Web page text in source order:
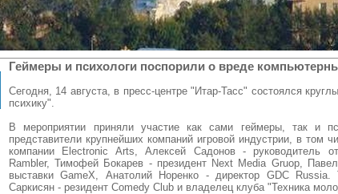
Геймеры и психологи поспорили о вреде
Сегодня, 14 августа, в пресс-центре "Итар-Тасс" состоялся
психику".
В мероприятии приняли участие как сами геймеры, так и
представители крупнейших компаний игровой индустрии, в том
компании Electronic Arts, Алексей Садонов - руководитель
Rambler, Тимофей Бокарев - президент Next Media Gruop,
выставки GameX, Анатолий Норенко - директор GDC
Саркисян - резидент Comedy Club и владелец клуба "Техника